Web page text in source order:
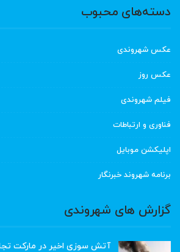
دسته‌های محبوب
عکس شهروندی
عکس روز
فیلم شهروندی
فناوری و ارتباطات
اپلیکشن موبایل
برنامه شهروند خبرنگار
گزارش های شهروندی
آتش سوزی اخیر در مارکت